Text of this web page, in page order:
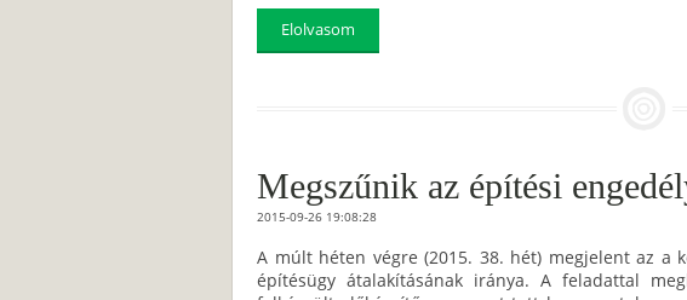
Elolvasom
Megszűnik az építési
2015-09-26 19:08:28
A múlt héten végre (2015. 38. hét) megjelent az a
építésügy átalakításának iránya. A feladattal